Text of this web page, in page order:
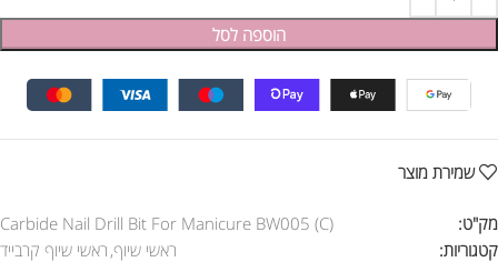
הוספה לסל
שמירת מוצר
מק"ט:
Carbide Nail Drill Bit For Manicure BW005 (C)
קטגוריות:
ראשי שיוף, ראשי שיוף קרבייד